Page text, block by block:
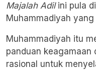
Majalah Adilini pula
Muhammadiyah yang
Muhammadiyah itu
panduan keagamaan
rasional untuk